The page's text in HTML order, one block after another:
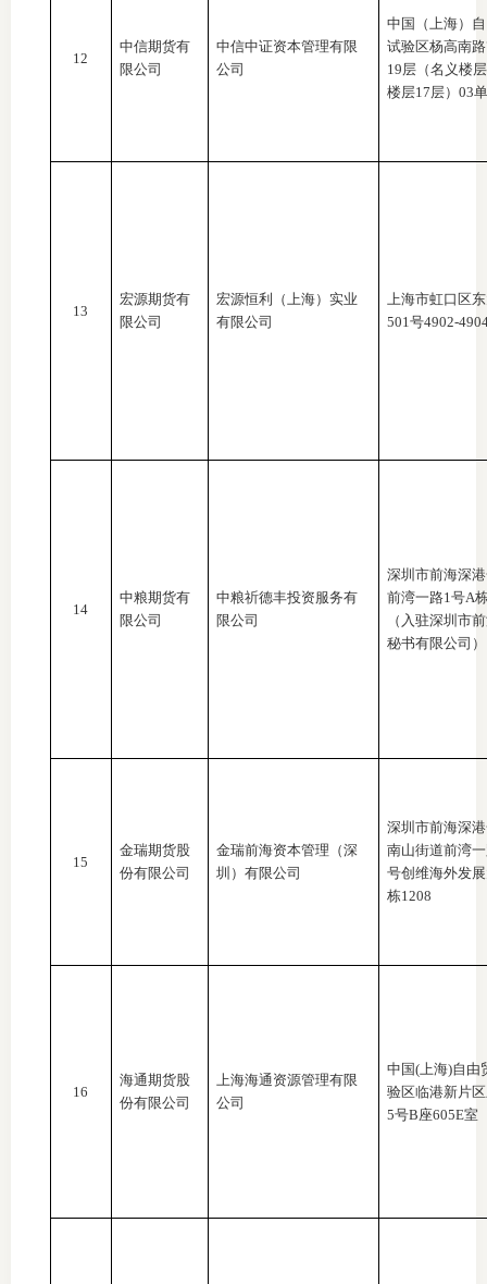
12
中信期货有
限公司
中信中证资本管理有限
公司
中国（上海）
试验区杨高南路
19层（名义楼
楼层17层）03
13
宏源期货有
限公司
宏源恒利（上海）实业
有限公司
上海市虹口区
501号4902-
14
中粮期货有
限公司
中粮祈德丰投资服务有
限公司
深圳市前海深
前湾一路1号A
（入驻深圳市
秘书有限公司）
15
金瑞期货股
份有限公司
金瑞前海资本管理（深
圳）有限公司
深圳市前海深
南山街道前湾
号创维海外发
栋1208
16
海通期货股
份有限公司
上海海通资源管理有限
公司
中国(上海)自由
验区临港新片
5号B座605E室